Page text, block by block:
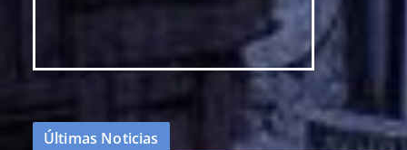
Últimas Noticias